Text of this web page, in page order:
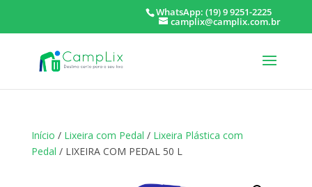
WhatsApp: (19) 9 9251-2225
camplix@camplix.com.br
Início / Lixeira com Pedal / Lixeira Plástica com
Pedal / LIXEIRA COM PEDAL 50 L